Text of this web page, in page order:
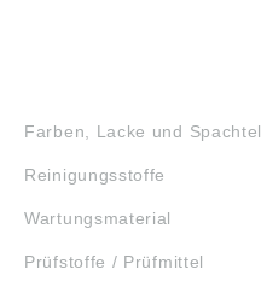
Farben, Lacke und Spachtel
Reinigungsstoffe
Wartungsmaterial
Prüfstoffe / Prüfmittel